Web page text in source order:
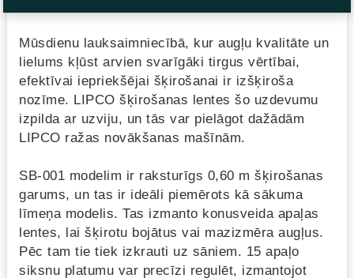
Mūsdienu lauksaimniecībā, kur augļu kvalitāte un
lielums kļūst arvien svarīgāki tirgus vērtībai,
efektīvai iepriekšējai šķirošanai ir izšķiroša
nozīme. LIPCO šķirošanas lentes šo uzdevumu
izpilda ar uzviju, un tās var pielāgot dažādām
LIPCO ražas novākšanas mašīnām.
SB-001 modelim ir raksturīgs 0,60 m šķirošanas
garums, un tas ir ideāli piemērots kā sākuma
līmeņa modelis. Tas izmanto konusveida apaļas
lentes, lai šķirotu bojātus vai mazizmēra augļus.
Pēc tam tie tiek izkrauti uz sāniem. 15 apaļo
siksnu platumu var precīzi regulēt, izmantojot